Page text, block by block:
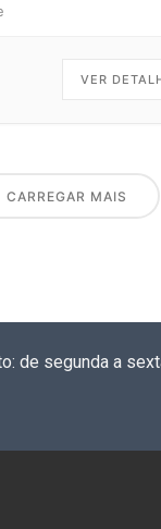
VER
CARREGAR MAIS
de segunda a